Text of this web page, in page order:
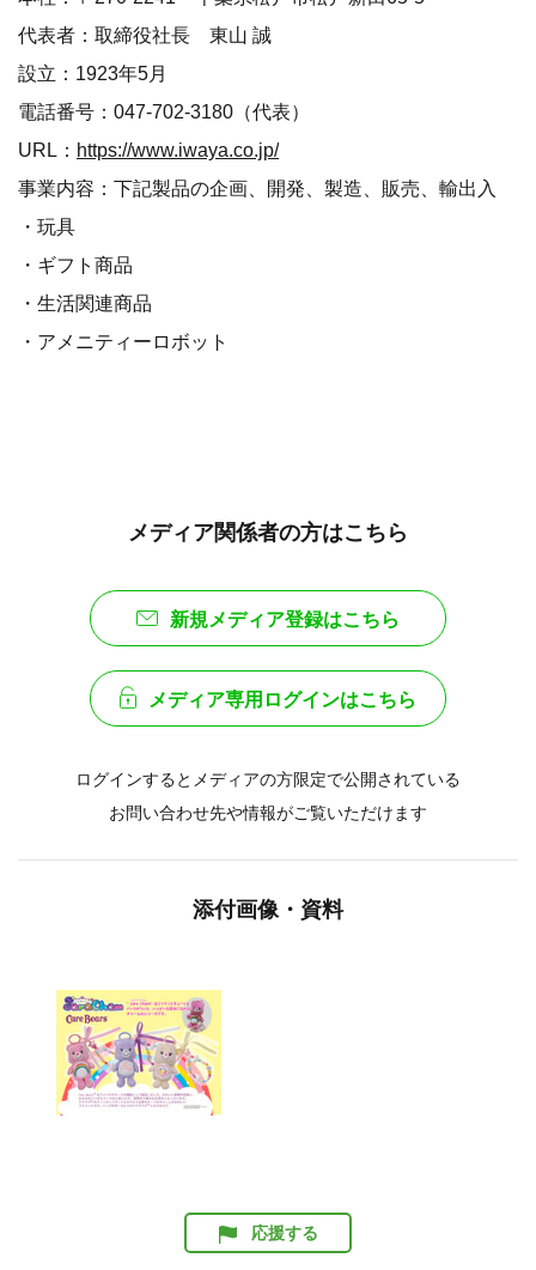
代表者：取締役社長 東山 誠
設立：1923年5月
電話番号：047-702-3180（代表）
URL： https://www.iwaya.co.jp/
事業内容：下記製品の企画、開発、製造、販売、輸出入
・玩具
・ギフト商品
・生活関連商品
・アメニティーロボット
メディア関係者の方はこちら
新規メディア登録はこちら
メディア専用ログインはこちら
ログインするとメディアの方限定で公開されている
お問い合わせ先や情報がご覧いただけます
添付画像・資料
応援する